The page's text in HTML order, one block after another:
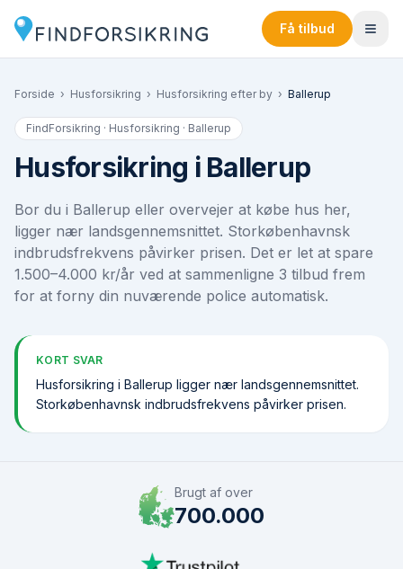
Få tilbud
Forside › Husforsikring › Husforsikring efter by › Ballerup
FindForsikring · Husforsikring · Ballerup
Husforsikring i Ballerup
Bor du i Ballerup eller overvejer at købe hus her,
ligger nær landsgennemsnittet. Storkøbenhavnsk
indbrudsfrekvens påvirker prisen. Det er let at spare
1.500–4.000 kr/år ved at sammenligne 3 tilbud frem
for at forny din nuværende police automatisk.
KORT SVAR
Husforsikring i Ballerup ligger nær landsgennemsnittet.
Storkøbenhavnsk indbrudsfrekvens påvirker prisen.
Brugt af over
700.000